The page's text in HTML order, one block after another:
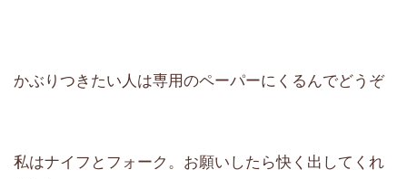
かぶりつきたい人は専用のペーパーにくるんでどうぞ
私はナイフとフォーク。お願いしたら快く出してくれ